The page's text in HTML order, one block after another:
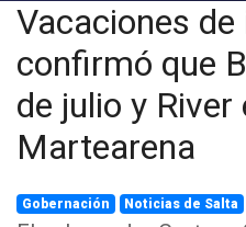
Vacaciones de
confirmó que
de julio y River
Martearena
Gobernación Noticias de Salta